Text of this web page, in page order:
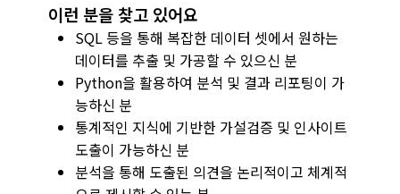
이런 분을 찾고 있어요
SQL 등을 통해 복잡한 데이터 셋에서 원하는
데이터를 추출 및 가공할 수 있으신 분
Python을 활용하여 분석 및 결과 리포팅이 가
능하신 분
통계적인 지식에 기반한 가설검증 및 인사이트
도출이 가능하신 분
분석을 통해 도출된 의견을 논리적이고 체계적